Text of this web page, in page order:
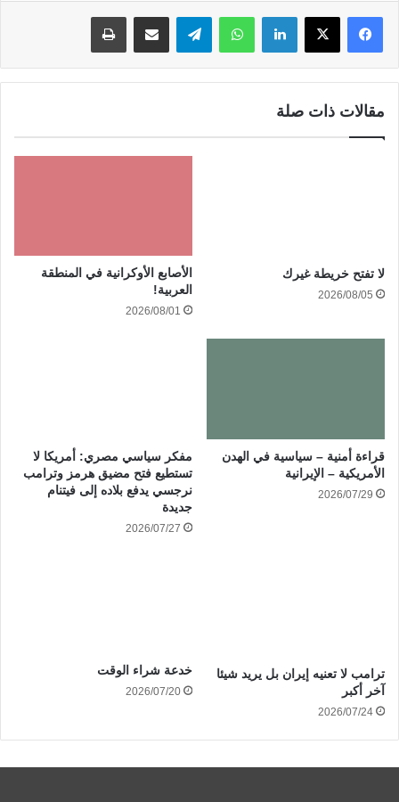
لينكدإن واتساب
مقالات ذات صلة
لا تفتح خريطة غيرك
2026/08/05
الأصابع الأوكرانية في المنطقة
العربية!
2026/08/01
قراءة أمنية – سياسية في الهدن
الأمريكية – الإيرانية
2026/07/29
مفكر سياسي مصري: أمريكا لا
تستطيع فتح مضيق هرمز وترامب
نرجسي يدفع بلاده إلى فيتنام
جديدة
2026/07/27
ترامب لا تعنيه إيران بل يريد شيئا
آخر أكبر
2026/07/24
خدعة شراء الوقت
2026/07/20